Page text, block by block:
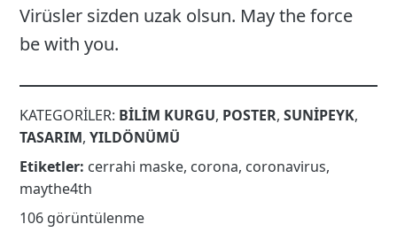
Virüsler sizden uzak olsun. May the force
be with you.
KATEGORILER: BILIM KURGU, POSTER,SUNIPEYK,
TASARIM,YILDÖNÜMÜ
Etiketler: cerrahi maske, corona, coronavirus,
maythe4th
106 görüntülenme